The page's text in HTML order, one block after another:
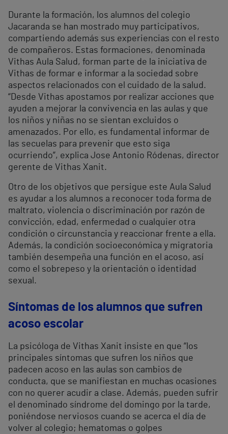
Durante la formación, los alumnos del colegio
Jacaranda se han mostrado muy participativos,
compartiendo además sus experiencias con el resto
de compañeros. Estas formaciones, denominada
Vithas Aula Salud, forman parte de la iniciativa de
Vithas de formar e informar a la sociedad sobre
aspectos relacionados con el cuidado de la salud.
“Desde Vithas apostamos por realizar acciones que
ayuden a mejorar la convivencia en las aulas y que
los niños y niñas no se sientan excluidos o
amenazados. Por ello, es fundamental informar de
las secuelas para prevenir que esto siga
ocurriendo”, explica Jose Antonio Ródenas, director
gerente de Vithas Xanit.
Otro de los objetivos que persigue este Aula Salud
es ayudar a los alumnos a reconocer toda forma de
maltrato, violencia o discriminación por razón de
convicción, edad, enfermedad o cualquier otra
condición o circunstancia y reaccionar frente a ella.
Además, la condición socioeconómica y migratoria
también desempeña una función en el acoso, así
como el sobrepeso y la orientación o identidad
sexual.
Síntomas de los alumnos que sufren
acoso escolar
La psicóloga de Vithas Xanit insiste en que “los
principales síntomas que sufren los niños que
padecen acoso en las aulas son cambios de
conducta, que se manifiestan en muchas ocasiones
con no querer acudir a clase. Además, pueden sufrir
el denominado síndrome del domingo por la tarde,
poniéndose nerviosos cuando se acerca el día de
volver al colegio; hematomas o golpes